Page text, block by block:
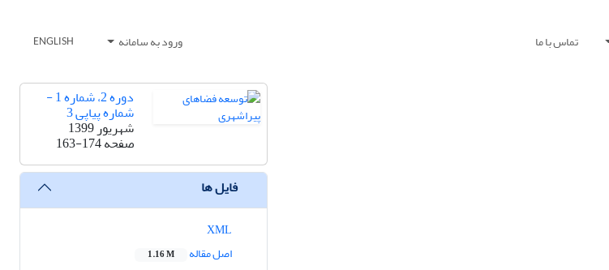
تماس با ما ورود به سامانه ENGLISH
دوره 2، شماره 1 -
شماره پیاپی 3
شهریور 1399
صفحه163-174
فایل ها
اصل مقاله
1.16 M